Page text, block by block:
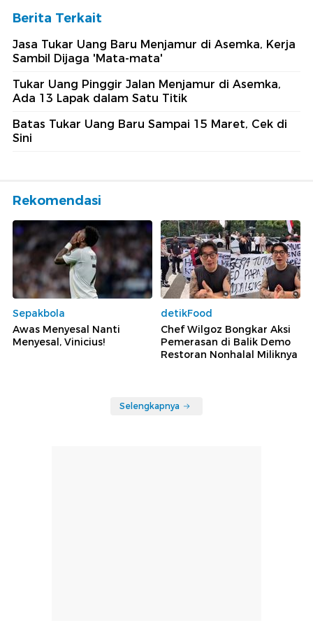
Berita Terkait
Jasa Tukar Uang Baru Menjamur di Asemka, Kerja
Sambil Dijaga 'Mata-mata'
Tukar Uang Pinggir Jalan Menjamur di Asemka,
Ada 13 Lapak dalam Satu Titik
Batas Tukar Uang Baru Sampai 15 Maret, Cek di
Sini
Rekomendasi
Sepakbola
Awas Menyesal Nanti
Menyesal, Vinicius!
detikFood
Chef Wilgoz Bongkar Aksi
Pemerasan di Balik Demo
Restoran Nonhalal Miliknya
Selengkapnya